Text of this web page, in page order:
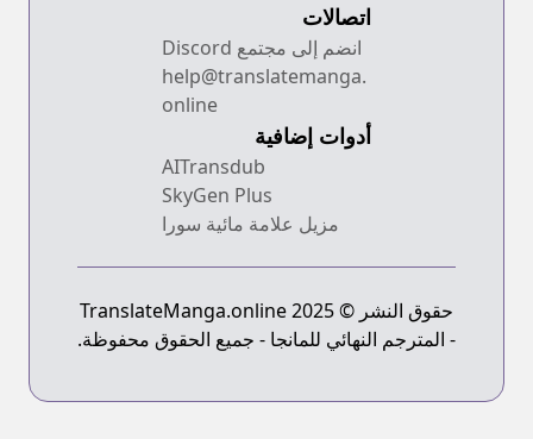
اتصالات
انضم إلى مجتمع Discord
help@translatemanga.
online
أدوات إضافية
AITransdub
SkyGen Plus
مزيل علامة مائية سورا
حقوق النشر © 2025 TranslateManga.online
- المترجم النهائي للمانجا - جميع الحقوق محفوظة.